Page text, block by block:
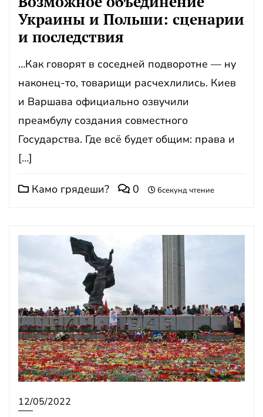
Украины и Польши: сценарии
и последствия
…Как говорят в соседней подворотне — ну
наконец-то, товарищи расчехлились. Киев
и Варшава официально озвучили
преамбулу создания совместного
Государства. Где всё будет общим: права и
[…]
Камо грядеши? 0 6секунд чтение
12/05/2022